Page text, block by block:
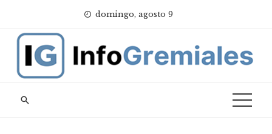
content
domingo, agosto 9